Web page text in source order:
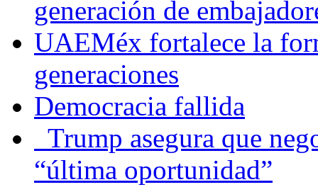
generación de
UAEMéx fortalece la
generaciones
Democracia fallida
Trump asegura que
“última oportunidad”